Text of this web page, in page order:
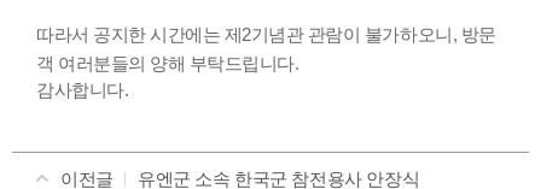
따라서 공지한 시간에는 제2기념관 관람이 불가하오니, 방문
객 여러분들의 양해 부탁드립니다.
감사합니다.
이전글 유엔군 소속 한국군 참전용사 안장식